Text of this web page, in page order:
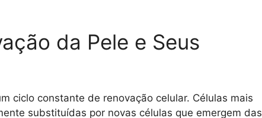
da Pele e Seus
ciclo constante de renovação celular. Células mais
substituídas por novas células que emergem das